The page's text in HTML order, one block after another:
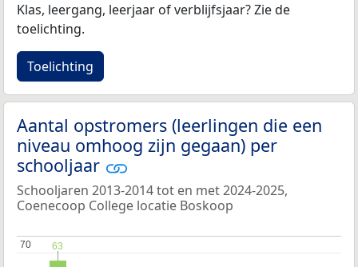
Klas, leergang, leerjaar of verblijfsjaar? Zie de
toelichting.
Toelichting
Aantal opstromers (leerlingen die een
niveau omhoog zijn gegaan) per
schooljaar
Schooljaren 2013-2014 tot en met 2024-2025,
Coenecoop College locatie Boskoop
70
70 63
63